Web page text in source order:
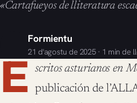
«Cartafueyos de lliteratura
Formientu
21 d'agostu de 2025 · 1 min de
E scritos asturianos en
publicación de